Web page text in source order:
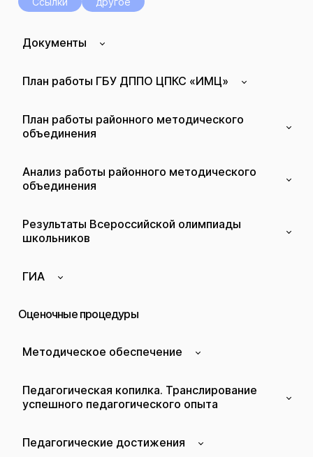
Документы
План работы ГБУ ДППО ЦПКС «ИМЦ»
План работы районного методического
объединения
Анализ работы районного методического
объединения
Результаты Всероссийской олимпиады
школьников
ГИА
Оценочные процедуры
Методическое обеспечение
Педагогическая копилка. Транслирование
успешного педагогического опыта
Педагогические достижения